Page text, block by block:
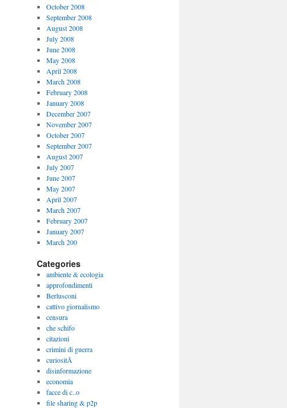
October 2008
September 2008
August 2008
July 2008
June 2008
May 2008
April 2008
March 2008
February 2008
January 2008
December 2007
November 2007
October 2007
September 2007
August 2007
July 2007
June 2007
May 2007
April 2007
March 2007
February 2007
January 2007
March 200
Categories
ambiente & ecologia
approfondimenti
Berlusconi
cattivo giornalismo
censura
che schifo
citazioni
crimini di guerra
curiositÃ
disinformazione
economia
facce di c..o
file sharing & p2p